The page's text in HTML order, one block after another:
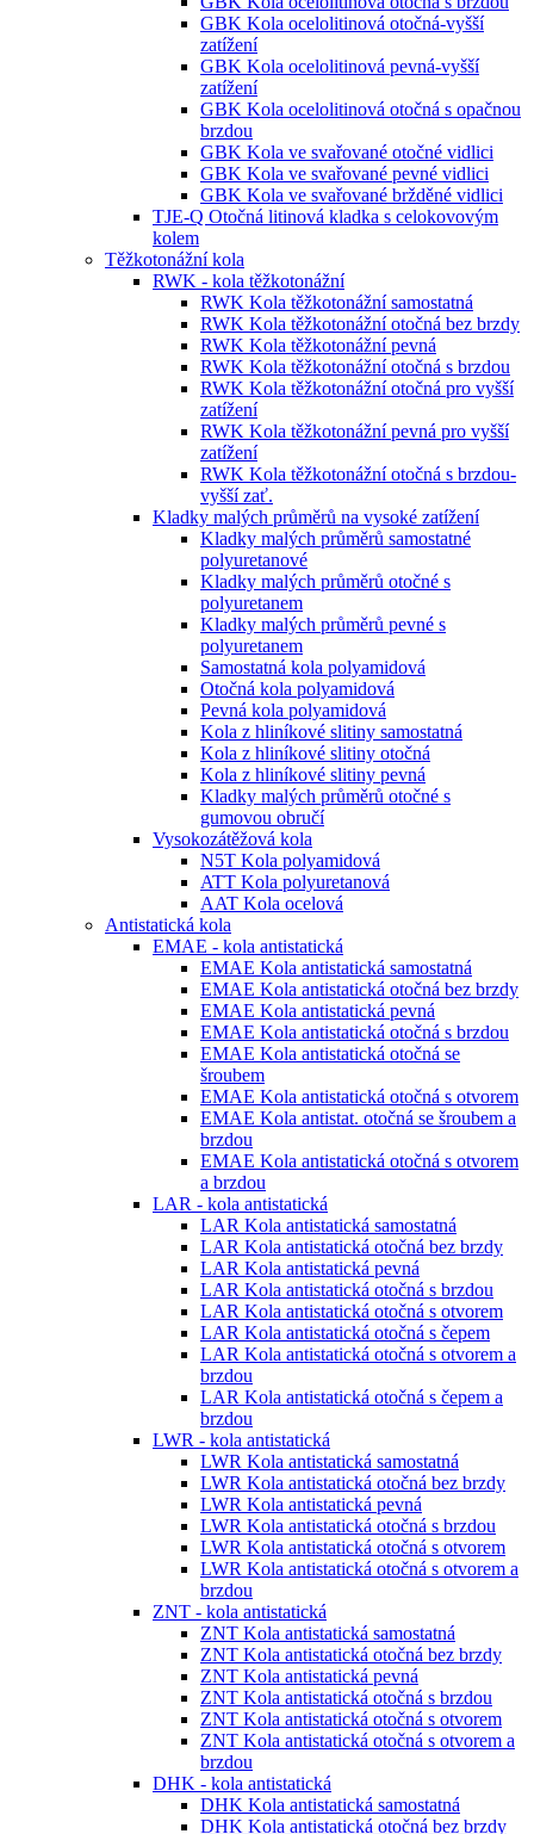
GBK Kola ocelolitinová otočná-vyšší
zatížení
GBK Kola ocelolitinová pevná-vyšší
zatížení
GBK Kola ocelolitinová otočná s opačnou
brzdou
GBK Kola ve svařované otočné vidlici
GBK Kola ve svařované pevné vidlici
GBK Kola ve svařované bržděné vidlici
TJE-Q Otočná litinová kladka s celokovovým
kolem
Těžkotonážní kola
RWK - kola těžkotonážní
RWK Kola těžkotonážní samostatná
RWK Kola těžkotonážní otočná bez brzdy
RWK Kola těžkotonážní pevná
RWK Kola těžkotonážní otočná s brzdou
RWK Kola těžkotonážní otočná pro vyšší
zatížení
RWK Kola těžkotonážní pevná pro vyšší
zatížení
RWK Kola těžkotonážní otočná s brzdou-
vyšší zať.
Kladky malých průměrů na vysoké zatížení
Kladky malých průměrů samostatné
polyuretanové
Kladky malých průměrů otočné s
polyuretanem
Kladky malých průměrů pevné s
polyuretanem
Samostatná kola polyamidová
Otočná kola polyamidová
Pevná kola polyamidová
Kola z hliníkové slitiny samostatná
Kola z hliníkové slitiny otočná
Kola z hliníkové slitiny pevná
Kladky malých průměrů otočné s
gumovou obručí
Vysokozátěžová kola
N5T Kola polyamidová
ATT Kola polyuretanová
AAT Kola ocelová
Antistatická kola
EMAE - kola antistatická
EMAE Kola antistatická samostatná
EMAE Kola antistatická otočná bez brzdy
EMAE Kola antistatická pevná
EMAE Kola antistatická otočná s brzdou
EMAE Kola antistatická otočná se
šroubem
EMAE Kola antistatická otočná s otvorem
EMAE Kola antistat. otočná se šroubem a
brzdou
EMAE Kola antistatická otočná s otvorem
a brzdou
LAR - kola antistatická
LAR Kola antistatická samostatná
LAR Kola antistatická otočná bez brzdy
LAR Kola antistatická pevná
LAR Kola antistatická otočná s brzdou
LAR Kola antistatická otočná s otvorem
LAR Kola antistatická otočná s čepem
LAR Kola antistatická otočná s otvorem a
brzdou
LAR Kola antistatická otočná s čepem a
brzdou
LWR - kola antistatická
LWR Kola antistatická samostatná
LWR Kola antistatická otočná bez brzdy
LWR Kola antistatická pevná
LWR Kola antistatická otočná s brzdou
LWR Kola antistatická otočná s otvorem
LWR Kola antistatická otočná s otvorem a
brzdou
ZNT - kola antistatická
ZNT Kola antistatická samostatná
ZNT Kola antistatická otočná bez brzdy
ZNT Kola antistatická pevná
ZNT Kola antistatická otočná s brzdou
ZNT Kola antistatická otočná s otvorem
ZNT Kola antistatická otočná s otvorem a
brzdou
DHK - kola antistatická
DHK Kola antistatická samostatná
DHK Kola antistatická otočná bez brzdy